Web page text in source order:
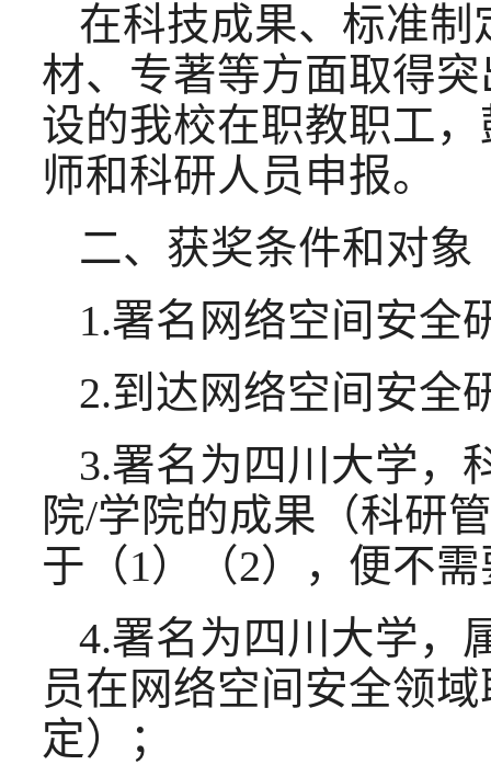
在科技成果、标准
材、专著等方面取得
设的我校在职教职工
师和科研人员申报。
二、获奖条件和对象
1.署名网络空间安全
2.到达网络空间安全
3.署名为四川大学，
院/学院的成果（科研
于（1）（2），便不
4.署名为四川大学，
员在网络空间安全领
定）；